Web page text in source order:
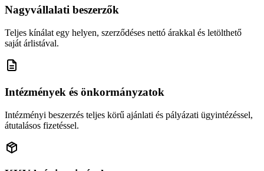
Nagyvállalati beszerzők
Teljes kínálat egy helyen, szerződéses nettó árakkal és letölthető
saját árlistával.
Intézmények és önkormányzatok
Intézményi beszerzés teljes körű ajánlati és pályázati ügyintézéssel,
átutalásos fizetéssel.